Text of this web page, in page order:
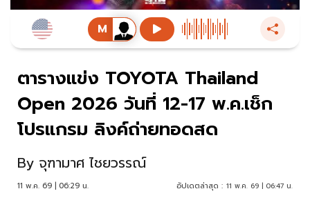
ตารางแข่ง TOYOTA Thailand
Open 2026 วันที่ 12-17 พ.ค.เช็ก
โปรแกรม ลิงค์ถ่ายทอดสด
By จุฑามาศ ไชยวรรณ์
11 พ.ค. 69 | 06:29 น. อัปเดตล่าสุด : 11 พ.ค. 69 | 06:47 น.